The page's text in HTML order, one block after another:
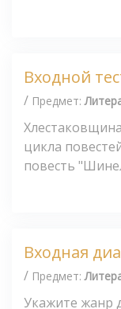
Входной
/ Предмет:
цикла
повесть
Входная
/ Предмет:
Укажите жанр